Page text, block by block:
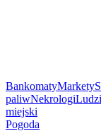
BankomatyMarkety
paliwNekrologi
miejski
Pogoda